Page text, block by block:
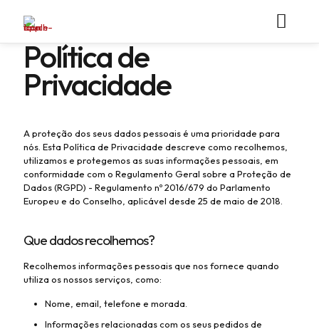
Política de
Privacidade
A proteção dos seus dados pessoais é uma prioridade para
nós. Esta Política de Privacidade descreve como recolhemos,
utilizamos e protegemos as suas informações pessoais, em
conformidade com o Regulamento Geral sobre a Proteção de
Dados (RGPD) - Regulamento nº 2016/679 do Parlamento
Europeu e do Conselho, aplicável desde 25 de maio de 2018.
Que dados recolhemos?
Recolhemos informações pessoais que nos fornece quando
utiliza os nossos serviços, como:
Nome, email, telefone e morada.
Informações relacionadas com os seus pedidos de